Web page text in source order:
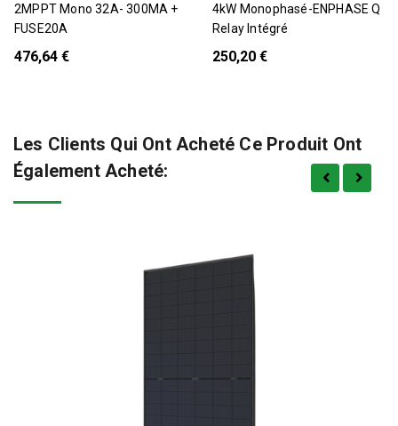
2MPPT Mono 32A- 300MA +
FUSE20A
476,64 €
4kW Monophasé-ENPHASE Q
Relay Intégré
250,20 €
Les Clients Qui Ont Acheté Ce Produit Ont
Également Acheté: